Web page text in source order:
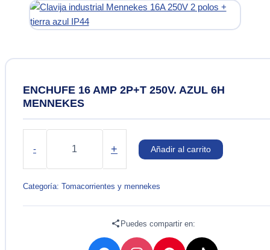
ENCHUFE 16 AMP 2P+T 250V. AZUL 6H
MENNEKES
-
2P+T
250V.
+ Añadir al carrito
Categoría: Tomacorrientes y mennekes
Puedes compartir en: